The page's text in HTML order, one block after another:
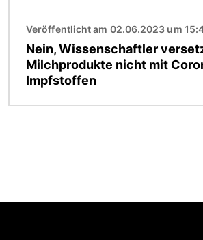
Veröffentlicht am 02.06.2023 um
Nein, Wissenschaftler
Milchprodukte nicht mit
Impfstoffen